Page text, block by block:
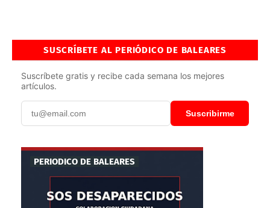
SUSCRÍBETE AL PERIÓDICO DE BALEARES
Suscríbete gratis y recibe cada semana los mejores
artículos.
Suscribirme
PERIODICO DE BALEARES